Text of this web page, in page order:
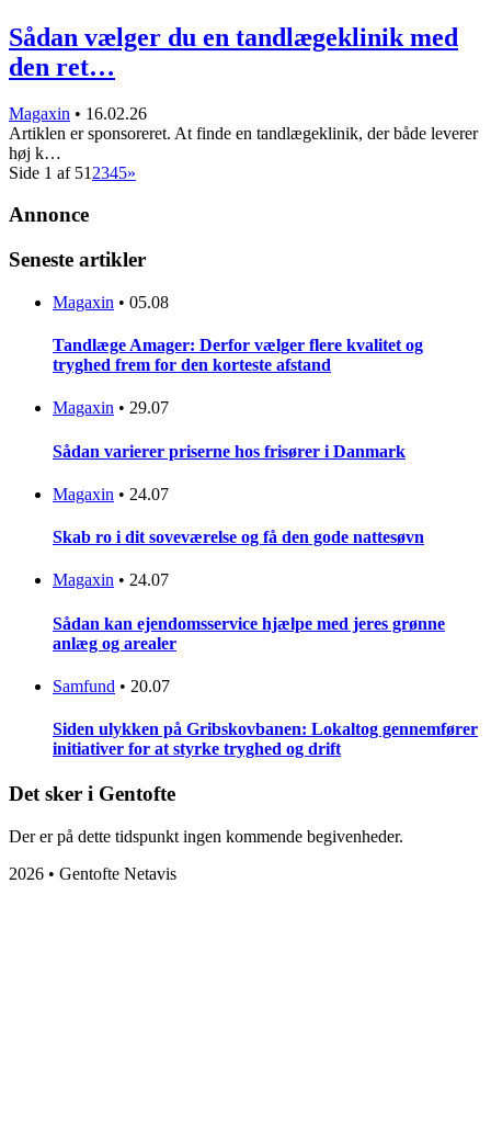
Sådan vælger du en tandlægeklinik med
den ret…
Magaxin • 16.02.26
Artiklen er sponsoreret. At finde en tandlægeklinik, der både leverer
høj k…
Side 1 af 51 2345»
Annonce
Seneste artikler
Magaxin • 05.08
Tandlæge Amager: Derfor vælger flere kvalitet og
tryghed frem for den korteste afstand
Magaxin • 29.07
Sådan varierer priserne hos frisører i Danmark
Magaxin • 24.07
Skab ro i dit soveværelse og få den gode nattesøvn
Magaxin • 24.07
Sådan kan ejendomsservice hjælpe med jeres grønne
anlæg og arealer
Samfund • 20.07
Siden ulykken på Gribskovbanen: Lokaltog gennemfører
initiativer for at styrke tryghed og drift
Det sker i Gentofte
Der er på dette tidspunkt ingen kommende begivenheder.
2026 • Gentofte Netavis